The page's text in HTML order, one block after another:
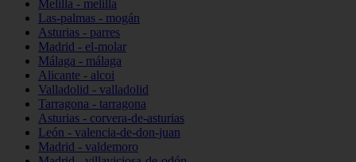
Melilla - melilla
Las-palmas - mogán
Asturias - parres
Madrid - el-molar
Málaga - málaga
Alicante - alcoi
Valladolid - valladolid
Tarragona - tarragona
Asturias - corvera-de-asturias
León - valencia-de-don-juan
Madrid - valdemoro